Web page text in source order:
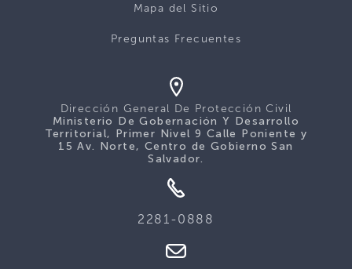
Mapa del Sitio
Preguntas Frecuentes
Dirección General De Protección Civil
Ministerio De Gobernación Y Desarrollo
Territorial, Primer Nivel 9 Calle Poniente y
15 Av. Norte, Centro de Gobierno San
Salvador.
2281-0888